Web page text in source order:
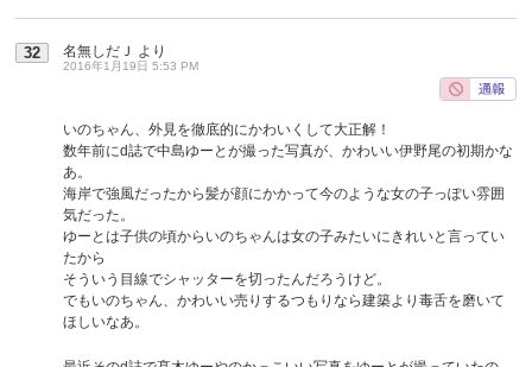
32 名無しだＪ より
2016年1月19日 5:53 PM
いのちゃん、外見を徹底的にかわいくして大正解！
数年前にd誌で中島ゆーとが撮った写真が、かわいい伊野尾の初期かな
あ。
海岸で強風だったから髪が顔にかかって今のような女の子っぽい雰囲
気だった。
ゆーとは子供の頃からいのちゃんは女の子みたいにきれいと言ってい
たから
そういう目線でシャッターを切ったんだろうけど。
でもいのちゃん、かわいい売りするつもりなら建築より毒舌を磨いて
ほしいなあ。